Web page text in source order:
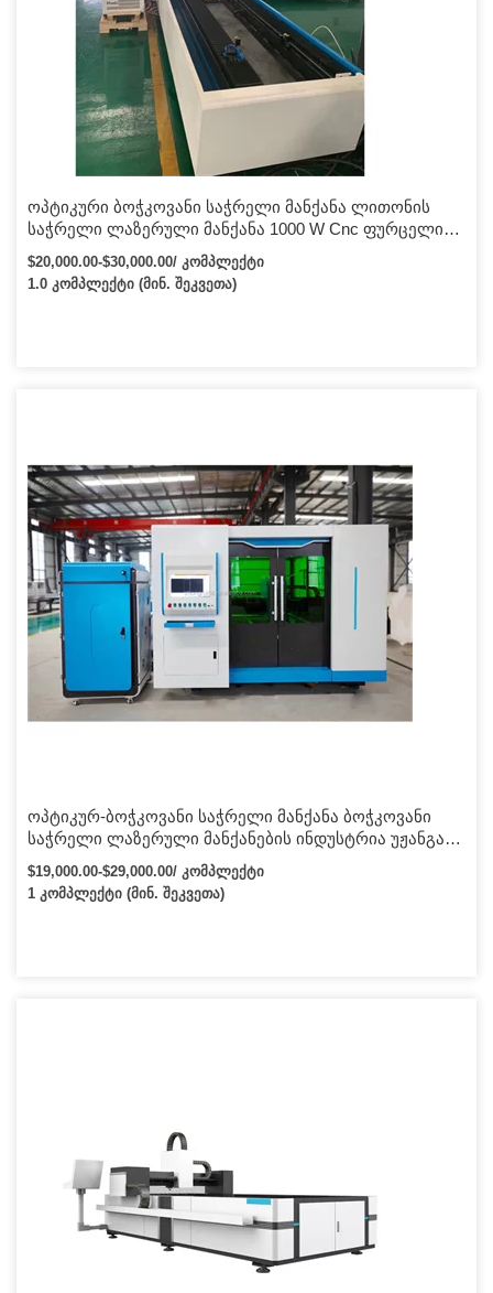
ოპტიკური ბოჭკოვანი საჭრელი მანქანა ლითონის
საჭრელი ლაზერული მანქანა 1000 W Cnc ფურცელი
ლითონის და მილის ოპტიკური ბოჭკოვანი ლაზერული
საჭრელი მანქანა
$20,000.00-$30,000.00/ კომპლექტი
1.0 კომპლექტი (მინ. შეკვეთა)
ოპტიკურ-ბოჭკოვანი საჭრელი მანქანა ბოჭკოვანი
საჭრელი ლაზერული მანქანების ინდუსტრია უჟანგავი
ფოლადის ნახშირბადის ალუმინის Cnc ბოჭკოვანი
ლაზერული ლითონის მილის საჭრელი მანქანა 1000w
2000w 3000w ფასი
$19,000.00-$29,000.00/ კომპლექტი
1 კომპლექტი (მინ. შეკვეთა)